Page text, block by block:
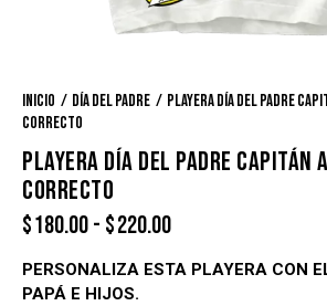
Inicio Día del Padre
Playera Día del Padre
correcto
PLAYERA DÍA DEL PADRE CAPITÁN
CORRECTO
$180.00- $220.00
PERSONALIZA ESTA PLAYERA CON
PAPÁ E HIJOS.